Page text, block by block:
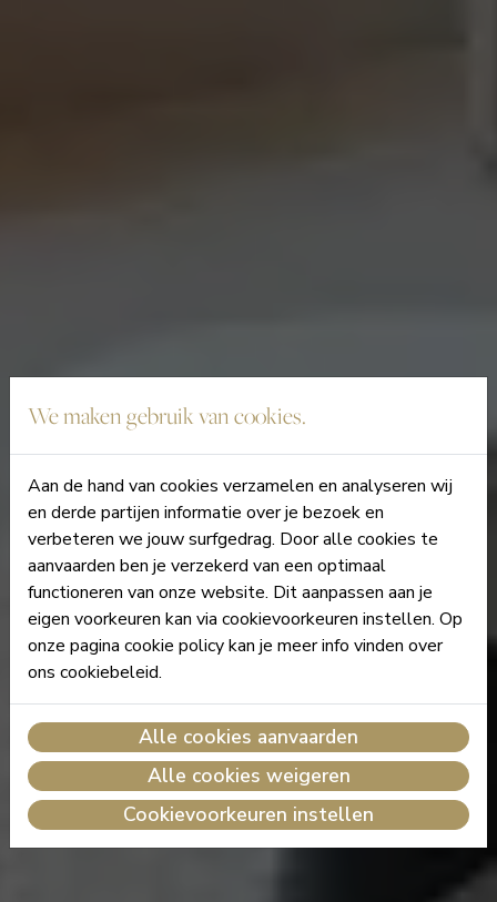
We maken gebruik van cookies.
Aan de hand van cookies verzamelen en analyseren wij
en derde partijen informatie over je bezoek en
verbeteren we jouw surfgedrag. Door alle cookies te
aanvaarden ben je verzekerd van een optimaal
functioneren van onze website. Dit aanpassen aan je
eigen voorkeuren kan via cookievoorkeuren instellen. Op
onze pagina cookie policy kan je meer info vinden over
ons cookiebeleid.
Alle cookies aanvaarden
Alle cookies weigeren
Cookievoorkeuren instellen